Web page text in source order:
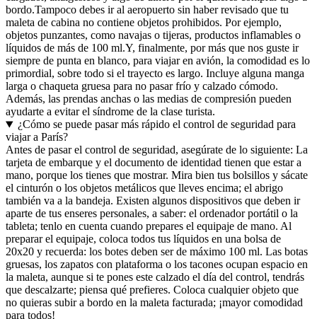
bordo.Tampoco debes ir al aeropuerto sin haber revisado que tu
maleta de cabina no contiene objetos prohibidos. Por ejemplo,
objetos punzantes, como navajas o tijeras, productos inflamables o
líquidos de más de 100 ml.Y, finalmente, por más que nos guste ir
siempre de punta en blanco, para viajar en avión, la comodidad es lo
primordial, sobre todo si el trayecto es largo. Incluye alguna manga
larga o chaqueta gruesa para no pasar frío y calzado cómodo.
Además, las prendas anchas o las medias de compresión pueden
ayudarte a evitar el síndrome de la clase turista.
¿Cómo se puede pasar más rápido el control de seguridad para
viajar a París?
Antes de pasar el control de seguridad, asegúrate de lo siguiente: La
tarjeta de embarque y el documento de identidad tienen que estar a
mano, porque los tienes que mostrar. Mira bien tus bolsillos y sácate
el cinturón o los objetos metálicos que lleves encima; el abrigo
también va a la bandeja. Existen algunos dispositivos que deben ir
aparte de tus enseres personales, a saber: el ordenador portátil o la
tableta; tenlo en cuenta cuando prepares el equipaje de mano. Al
preparar el equipaje, coloca todos tus líquidos en una bolsa de
20x20 y recuerda: los botes deben ser de máximo 100 ml. Las botas
gruesas, los zapatos con plataforma o los tacones ocupan espacio en
la maleta, aunque si te pones este calzado el día del control, tendrás
que descalzarte; piensa qué prefieres. Coloca cualquier objeto que
no quieras subir a bordo en la maleta facturada; ¡mayor comodidad
para todos!